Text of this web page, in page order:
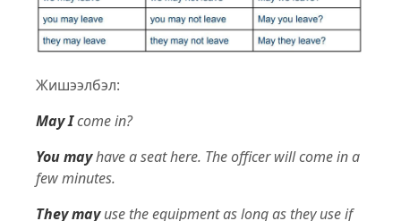
Жишээлбэл:
May Icome in?
You mayhave a seat here. The officer will come in a
few minutes.
They mayuse the equipment as long as they use if